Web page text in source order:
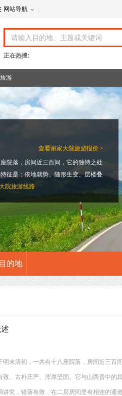
网站导航
正在热搜:
游
查看谢家大院旅游报价 >
院落，房间近三百间，它的独特之处
征是：依地就势、随形生变、层楼叠
院旅游线路
的地
明末清初，一共有十八座院落，房间近三百
致、古朴庄严、浑厚坚固。它与山西晋中的
讲究，错落有致，在二层房间里有相连的通